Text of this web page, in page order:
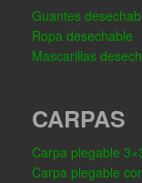
Guantes
Ropa desechable
Mascarillas
CARPAS
Carpa plegable
Carpa plegable